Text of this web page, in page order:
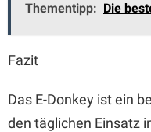
Thementipp: Die
Fazit
Das E-Donkey ist ein
den täglichen Einsatz